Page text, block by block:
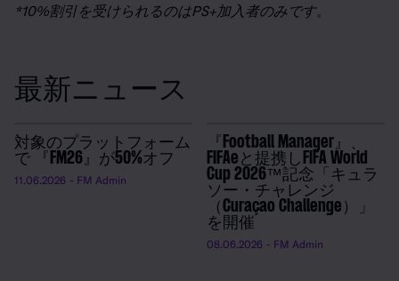
*10%割引を受けられるのはPS+加入者のみです。
最新ニュース
対象のプラットフォーム
で 『FM26』が50%オフ
11.06.2026 - FM Admin
『Football Manager』、
FIFAeと提携しFIFA World
Cup 2026™記念「キュラ
ソー・チャレンジ
（Curaçao Challenge）」
を開催
08.06.2026 - FM Admin